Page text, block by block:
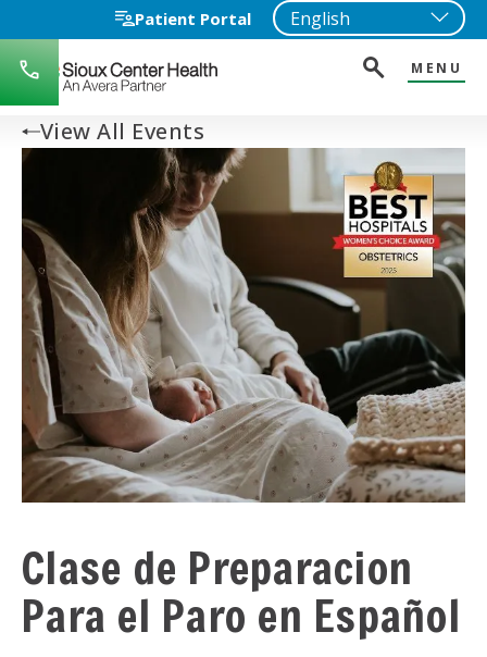
Patient Portal
712-
722-
1271
MENU
View All Events
Clase de Preparacion
Para el Paro en Español